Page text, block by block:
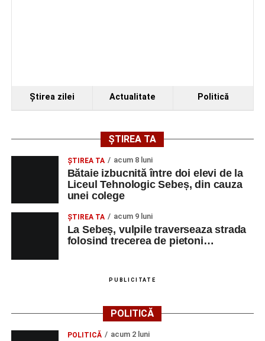
Ştirea zilei Actualitate Politică
ȘTIREA TA
ŞTIREA TA acum 8 luni
Bătaie izbucnită între doi elevi de la
Liceul Tehnologic Sebeș, din cauza
unei colege
ŞTIREA TA acum 9 luni
La Sebeș, vulpile traverseaza strada
folosind trecerea de pietoni…
PUBLICITATE
POLITICĂ
POLITICĂ acum 2 luni